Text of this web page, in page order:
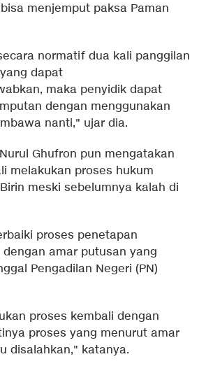
menjemput paksa Paman
normatif dua kali panggilan
dapat
maka penyidik dapat
dengan menggunakan
nanti," ujar dia.
Ghufron pun mengatakan
melakukan proses hukum
meski sebelumnya kalah di
proses penetapan
amar putusan yang
Pengadilan Negeri (PN)
proses kembali dengan
proses yang menurut amar
disalahkan," katanya.